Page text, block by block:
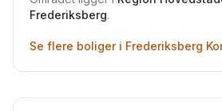
Frederiksberg.
Se flere boliger i Frederiksberg